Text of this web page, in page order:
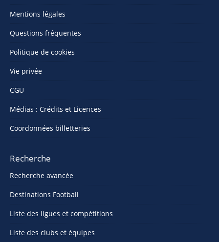
Mentions légales
Questions fréquentes
Politique de cookies
Vie privée
CGU
Médias : Crédits et Licences
Coordonnées billetteries
Recherche
Recherche avancée
Destinations Football
Liste des ligues et compétitions
Liste des clubs et équipes